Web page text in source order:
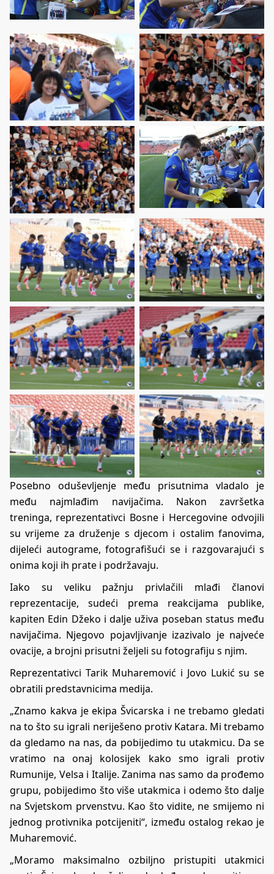
Posebno oduševljenje među prisutnima vladalo je
među najmlađim navijačima. Nakon završetka
treninga, reprezentativci Bosne i Hercegovine odvojili
su vrijeme za druženje s djecom i ostalim fanovima,
dijeleći autograme, fotografišući se i razgovarajući s
onima koji ih prate i podržavaju.
Iako su veliku pažnju privlačili mlađi članovi
reprezentacije, sudeći prema reakcijama publike,
kapiten Edin Džeko i dalje uživa poseban status među
navijačima. Njegovo pojavljivanje izazivalo je najveće
ovacije, a brojni prisutni željeli su fotografiju s njim.
Reprezentativci Tarik Muharemović i Jovo Lukić su se
obratili predstavnicima medija.
„Znamo kakva je ekipa Švicarska i ne trebamo gledati
na to što su igrali neriješeno protiv Katara. Mi trebamo
da gledamo na nas, da pobijedimo tu utakmicu. Da se
vratimo na onaj kolosijek kako smo igrali protiv
Rumunije, Velsa i Italije. Zanima nas samo da prođemo
grupu, pobijedimo što više utakmica i odemo što dalje
na Svjetskom prvenstvu. Kao što vidite, ne smijemo ni
jednog protivnika potcijeniti“, između ostalog rekao je
Muharemović.
„Moramo maksimalno ozbiljno pristupiti utakmici